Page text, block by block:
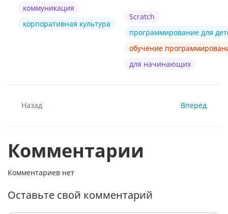
коммуникация
корпоративная культура
Scratch
программирование для
обучение
для начинающих
Назад Вперед
Комментарии
Комментариев нет
Оставьте свой комментарий